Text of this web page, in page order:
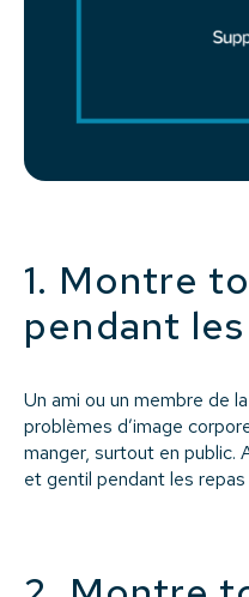
1. Montre
pendant
Un ami ou un membre de
problèmes d’image
manger, surtout en public.
et gentil pendant les